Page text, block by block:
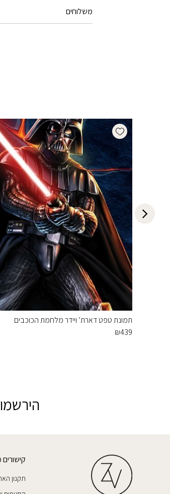
משלוחים
Add wishlist
תמונת טפט דארת’ ויידר מלחמת הכוכבים
₪439
קישורים
תקנון